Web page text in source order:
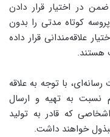
در اختیار قرار دادن
کوتاه مدتی را بدون
علاقه‌مندانی قرار داده
هستند.
با توجه به علاقه
نسبت به تهیه و ارسال
که قادر به تولید
خواهند داشت.